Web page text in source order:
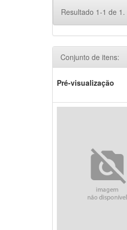
Resultado 1-1 de 1.
Conjunto de itens:
Pré-visualização